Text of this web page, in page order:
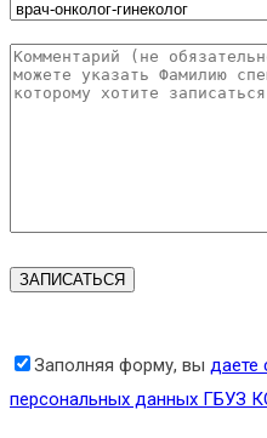
Заполняя форму, вы даете
персональных данных ГБУЗ